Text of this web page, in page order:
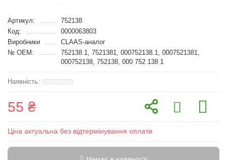
Артикул:
752138
Код:
0000063803
Виробники
CLAAS-аналог
№ OEM:
752138.1, 7521381, 000752138.1, 0007521381,
000752138, 752138, 000 752 138 1
55 ₴
Ціна актуальна без відтермінування оплати